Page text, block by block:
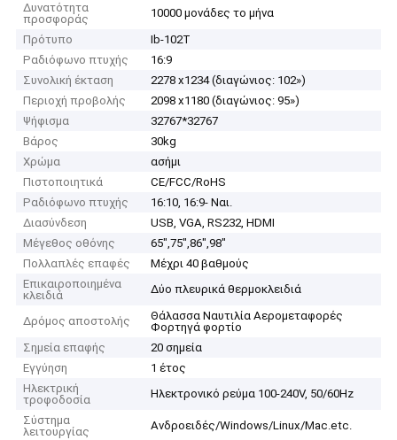
Δυνατότητα
προσφοράς
10000 μονάδες το μήνα
Πρότυπο
Ib-102T
Ραδιόφωνο πτυχής
16:9
Συνολική έκταση
2278 x1234 (διαγώνιος: 102»)
Περιοχή προβολής
2098 x1180 (διαγώνιος: 95»)
Ψήφισμα
32767*32767
Βάρος
30kg
Χρώμα
ασήμι
Πιστοποιητικά
CE/FCC/RoHS
Ραδιόφωνο πτυχής
16:10, 16:9- Ναι.
Διασύνδεση
USB, VGA, RS232, HDMI
Μέγεθος οθόνης
65",75",86",98"
Πολλαπλές επαφές
Μέχρι 40 βαθμούς
Επικαιροποιημένα
κλειδιά
Δύο πλευρικά θερμοκλειδιά
Δρόμος αποστολής
Θάλασσα Ναυτιλία Αερομεταφορές
Φορτηγά φορτίο
Σημεία επαφής
20 σημεία
Εγγύηση
1 έτος
Ηλεκτρική
τροφοδοσία
Ηλεκτρονικό ρεύμα 100-240V, 50/60Hz
Σύστημα
λειτουργίας
Ανδροειδές/Windows/Linux/Mac.etc.